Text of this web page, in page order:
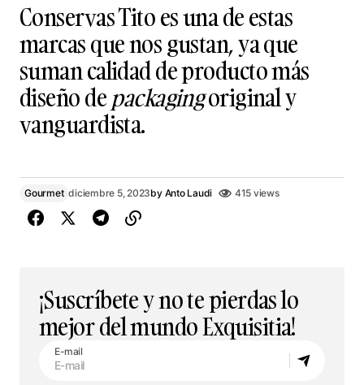
Conservas Tito es una de estas
marcas que nos gustan, ya que
suman calidad de producto más
diseño depackagingoriginal y
vanguardista.
Gourmet diciembre 5, 2023by Anto Laudi 415 views
¡Suscríbete y no te pierdas lo
mejor del mundo Exquisitia!
E-mail